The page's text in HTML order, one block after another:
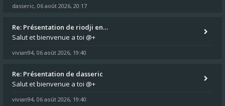
dasseric, 06 août 2026, 20:17
Re: Présentation de riodji en…
Salut et bienvenue a toi @+
vivian94, 06 août 2026, 19:40
Re: Présentation de dasseric
Salut et bienvenue a toi @+
vivian94, 06 août 2026, 19:40